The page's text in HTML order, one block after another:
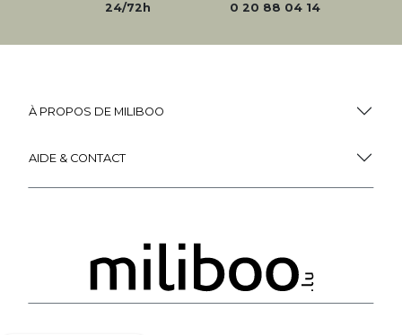
24/72h
0 20 88 04 14
À PROPOS DE MILIBOO
AIDE & CONTACT